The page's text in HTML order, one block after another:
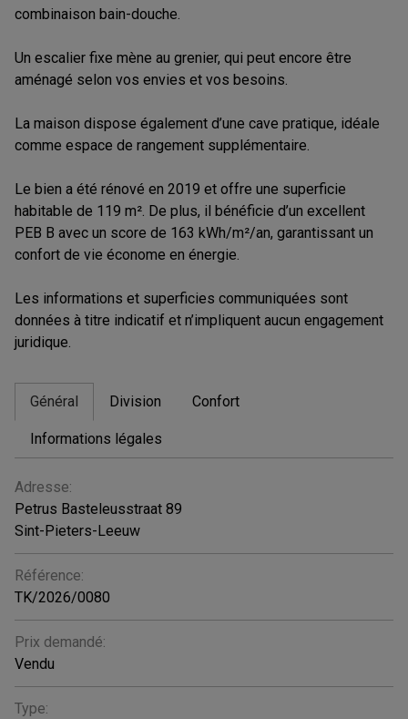
combinaison bain-douche.
Un escalier fixe mène au grenier, qui peut encore être
aménagé selon vos envies et vos besoins.
La maison dispose également d’une cave pratique, idéale
comme espace de rangement supplémentaire.
Le bien a été rénové en 2019 et offre une superficie
habitable de 119 m². De plus, il bénéficie d’un excellent
PEB B avec un score de 163 kWh/m²/an, garantissant un
confort de vie économe en énergie.
Les informations et superficies communiquées sont
données à titre indicatif et n’impliquent aucun engagement
juridique.
Général Division Confort
Informations légales
GÉNÉRAL
Adresse:
Petrus Basteleusstraat 89
Sint-Pieters-Leeuw
Référence:
TK/2026/0080
Prix demandé:
Vendu
Type: